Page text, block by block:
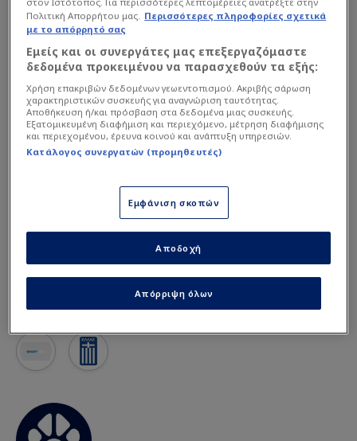
Πολιτική Απορρήτου μας. Περισσότερες πληροφορίες σχετικά
με το απόρρητό σας
Εμείς και οι συνεργάτες μας επεξεργαζόμαστε
δεδομένα προκειμένου να παρασχεθούν τα εξής:
Χρήση επακριβών δεδομένων γεωεντοπισμού. Ακριβής σάρωση
χαρακτηριστικών συσκευής για αναγνώριση ταυτότητας.
Αποθήκευση ή/και πρόσβαση στα δεδομένα μιας συσκευής.
Εξατομικευμένη διαφήμιση και περιεχόμενο, μέτρηση διαφήμισης
και περιεχομένου, έρευνα κοινού και ανάπτυξη υπηρεσιών.
Κατάλογος συνεργατών (προμηθευτές)
Εμφάνιση σκοπών
Απόρριψη όλων
Αποδοχή